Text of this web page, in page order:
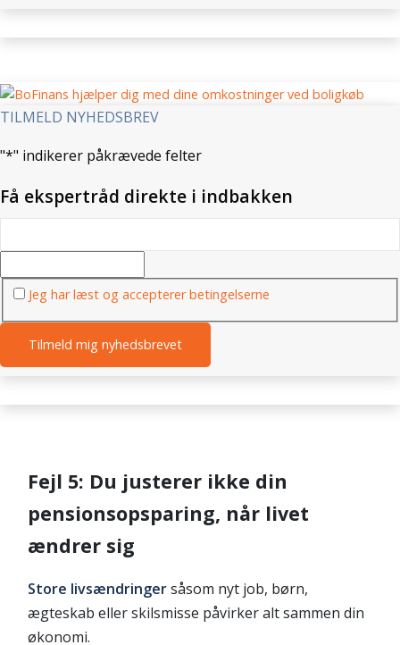
TILMELD NYHEDSBREV
"*" indikerer påkrævede felter
Få ekspertråd direkte i indbakken
Jeg har læst og accepterer betingelserne
Fejl 5: Du justerer ikke din
pensionsopsparing, når livet
ændrer sig
Store livsændringersåsom nyt job, børn,
ægteskab eller skilsmisse påvirker alt sammen din
økonomi.